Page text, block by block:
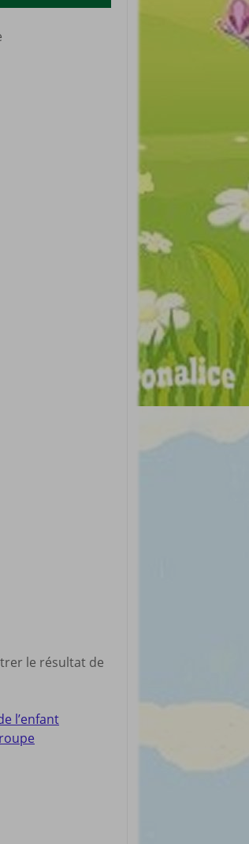
le résultat de
l’enfant